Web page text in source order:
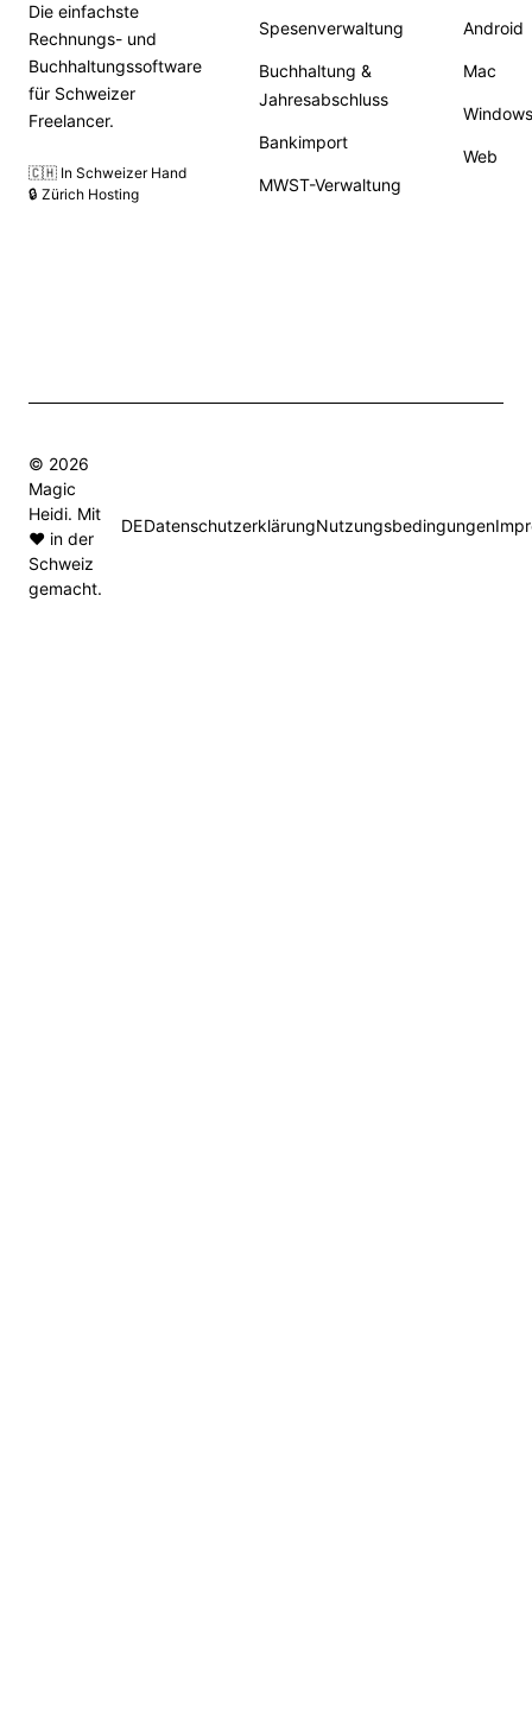
Die einfachste
Rechnungs- und
Buchhaltungssoftware
für Schweizer
Freelancer.
🇨🇭 In Schweizer Hand
🔒 Zürich Hosting
Spesenverwaltung
Buchhaltung &
Jahresabschluss
Bankimport
MWST-Verwaltung
Android
Mac
Windows
Web
© 2026
Magic
Heidi. Mit
❤️ in der
Schweiz
gemacht.
DEDatenschutzerklärungNutzungsbedingungen